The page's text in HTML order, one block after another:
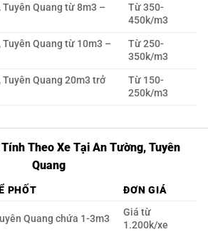
Quang từ 8m3 –
Từ 350-
450k/m3
Quang từ 10m3 –
Từ 250-
350k/m3
Quang 20m3 trở
Từ 150-
250k/m3
Theo Xe Tại An Tường, Tuyên
Quang
PHỐT ĐƠN GIÁ
Quang chứa 1-3m3
Giá từ
1.200k/xe